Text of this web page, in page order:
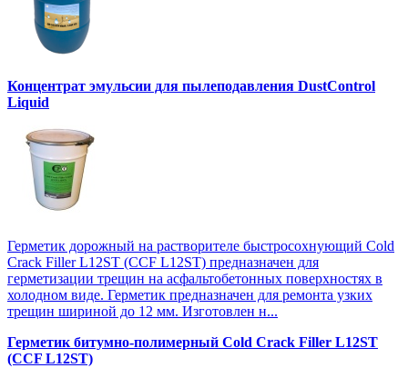
Концентрат эмульсии для пылеподавления DustControl
Liquid
Герметик дорожный на растворителе быстросохнующий Cold
Crack Filler L12SТ (CCF L12SТ) предназначен для
герметизации трещин на асфальтобетонных поверхностях в
холодном виде. Герметик предназначен для ремонта узких
трещин шириной до 12 мм. Изготовлен н...
Герметик битумно-полимерный Cold Crack Filler L12SТ
(CCF L12SТ)